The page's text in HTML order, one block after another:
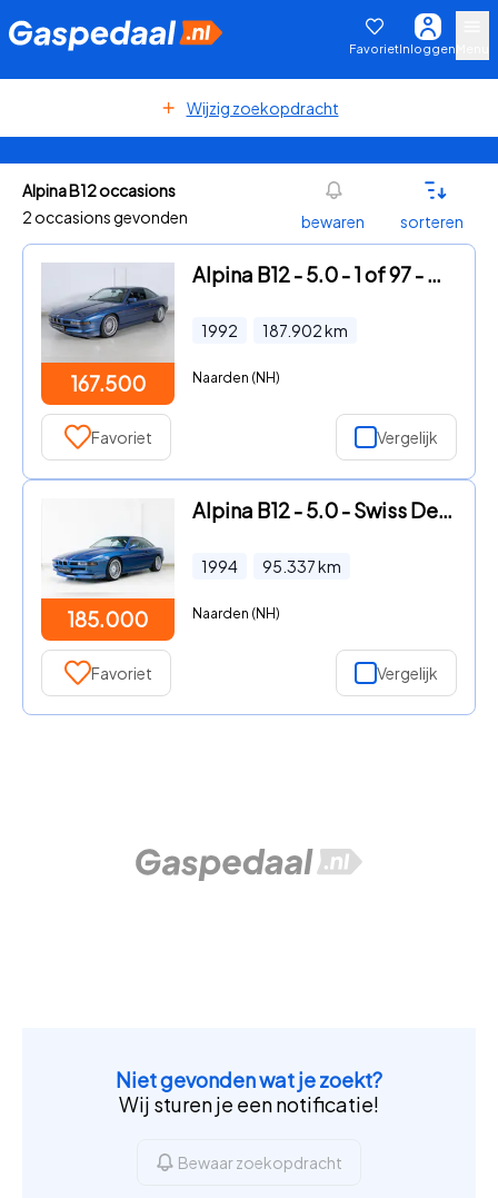
FavorietInloggen
Wijzig zoekopdracht
Alpina B12 occasions
2 occasions gevonden
bewaren sorteren
167.500
Alpina B12 - 5.0 - 1 of 97 - Sonderlack - Fully Documented
1992 187.902km
Naarden (NH)
Favoriet Vergelijk
185.000
Alpina B12 - 5.0 - Swiss Delivered - 1 of 97
1994 95.337km
Naarden (NH)
Favoriet Vergelijk
Niet gevonden wat je zoekt?
Wij sturen je een notificatie!
Bewaar zoekopdracht